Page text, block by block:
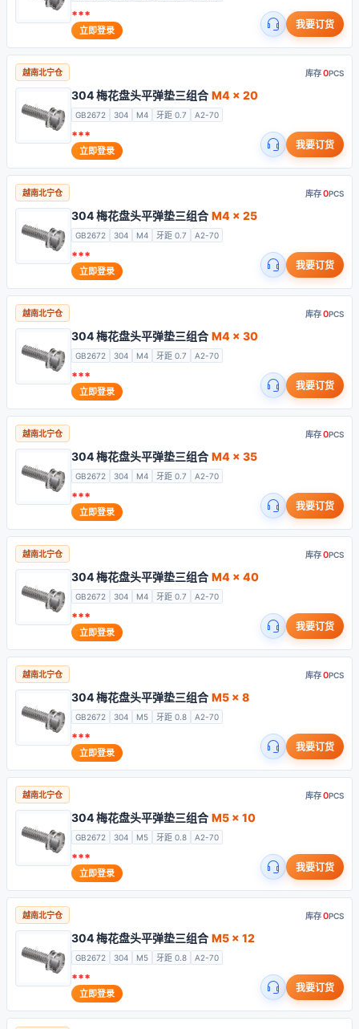
***
立即登录 我要订货
越南北宁仓 库存0PCS
304 梅花盘头平弹垫三组合 M4 x 20
GB2672 304 M4 牙距 0.7 A2-70
***
立即登录 我要订货
越南北宁仓 库存0PCS
304 梅花盘头平弹垫三组合 M4 x 25
GB2672 304 M4 牙距 0.7 A2-70
***
立即登录 我要订货
越南北宁仓 库存0PCS
304 梅花盘头平弹垫三组合 M4 x 30
GB2672 304 M4 牙距 0.7 A2-70
***
立即登录 我要订货
越南北宁仓 库存0PCS
304 梅花盘头平弹垫三组合 M4 x 35
GB2672 304 M4 牙距 0.7 A2-70
***
立即登录 我要订货
越南北宁仓 库存0PCS
304 梅花盘头平弹垫三组合 M4 x 40
GB2672 304 M4 牙距 0.7 A2-70
***
立即登录 我要订货
越南北宁仓 库存0PCS
304 梅花盘头平弹垫三组合 M5 x 8
GB2672 304 M5 牙距 0.8 A2-70
***
立即登录 我要订货
越南北宁仓 库存0PCS
304 梅花盘头平弹垫三组合 M5 x 10
GB2672 304 M5 牙距 0.8 A2-70
***
立即登录 我要订货
越南北宁仓 库存0PCS
304 梅花盘头平弹垫三组合 M5 x 12
GB2672 304 M5 牙距 0.8 A2-70
***
立即登录 我要订货